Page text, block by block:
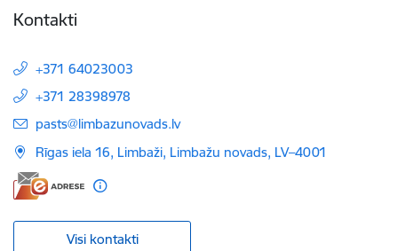
Kontakti
+371 64023003
+371 28398978
E-pasts:
pasts@limbazunovads.lv
Rīgas iela 16, Limbaži, Limbažu novads, LV–4001
Visi kontakti